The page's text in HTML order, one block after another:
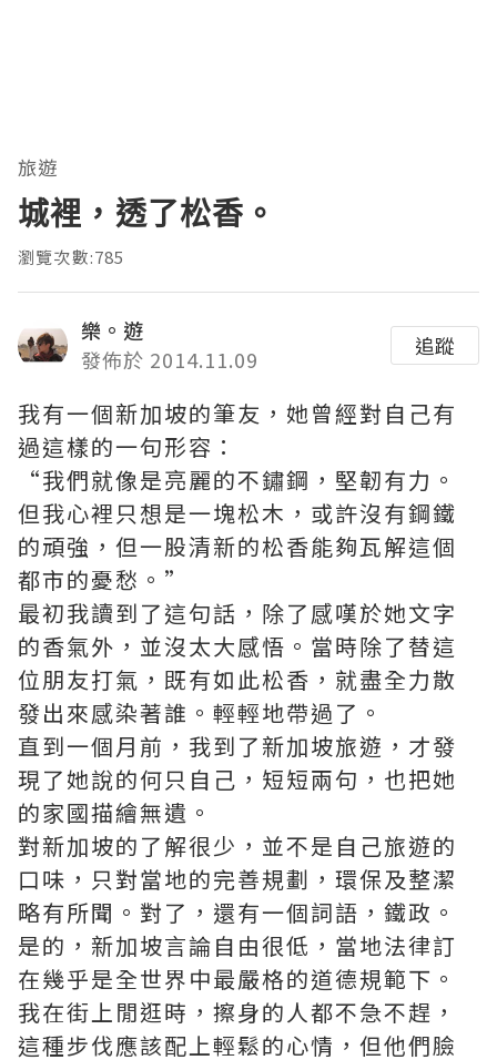
旅遊
城裡，透了松香。
瀏覽次數:785
樂。遊
發佈於 2014.11.09
追蹤
我有一個新加坡的筆友，她曾經對自己有
過這樣的一句形容：
“我們就像是亮麗的不鏽鋼，堅韌有力。
但我心裡只想是一塊松木，或許沒有鋼鐵
的頑強，但一股清新的松香能夠瓦解這個
都市的憂愁。”
最初我讀到了這句話，除了感嘆於她文字
的香氣外，並沒太大感悟。當時除了替這
位朋友打氣，既有如此松香，就盡全力散
發出來感染著誰。輕輕地帶過了。
直到一個月前，我到了新加坡旅遊，才發
現了她說的何只自己，短短兩句，也把她
的家國描繪無遺。
對新加坡的了解很少，並不是自己旅遊的
口味，只對當地的完善規劃，環保及整潔
略有所聞。對了，還有一個詞語，鐵政。
是的，新加坡言論自由很低，當地法律訂
在幾乎是全世界中最嚴格的道德規範下。
我在街上閒逛時，擦身的人都不急不趕，
這種步伐應該配上輕鬆的心情，但他們臉